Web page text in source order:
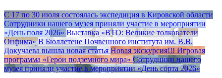
С 17 по 30 июля состоялась экспедиция в Кировской области
Сотрудники нашего музея приняли участие в мероприятии
«День поля 2026» Выставка «ВТО: Великие толкователи
Онфима» В Бюллетене Почвенного института им. В.В.
Докучаева вышла новая статья Новая экскурсия!!! Игровая
программа «Герои подземного мира» Сотрудники нашего
музея приняли участие в мероприятии «День сорта 2026»